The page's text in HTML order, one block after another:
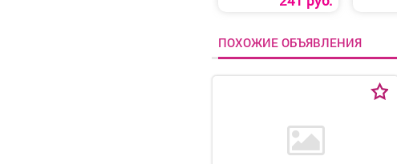
ПОХОЖИЕ ОБЪЯВЛЕНИЯ